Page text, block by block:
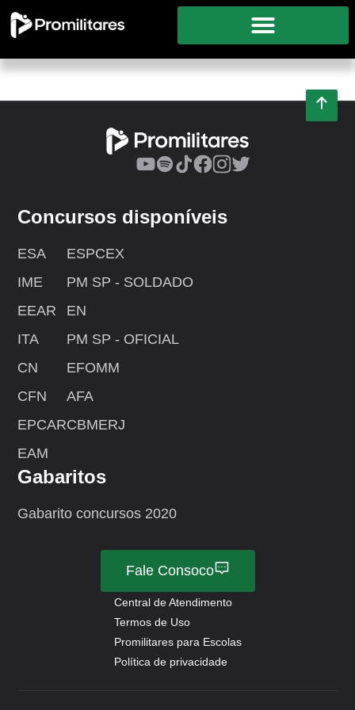
Concursos disponíveis
ESA
IME
EEAR
ITA
CN
CFN
EPCAR
EAM
ESPCEX
PM SP - SOLDADO
EN
PM SP - OFICIAL
EFOMM
AFA
CBMERJ
Gabaritos
Gabarito concursos 2020
Central de Atendimento
Termos de Uso
Promilitares para Escolas
Política de privacidade
Fale Consoco